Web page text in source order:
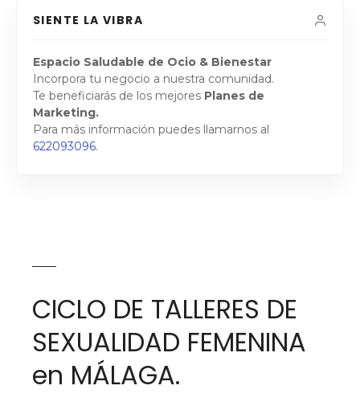
SIENTE LA VIBRA
Espacio Saludable de Ocio & Bienestar
Incorpora tu negocio a nuestra comunidad.
Te beneficiarás de los mejores Planes de
Marketing.
Para más información puedes llamarnos al
622093096.
CICLO DE TALLERES DE
SEXUALIDAD FEMENINA
en MÁLAGA.